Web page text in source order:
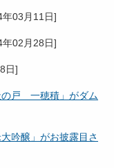
年03月11日]
年02月28日]
日]
の戸 一穂積」がダム
吟醸」がお披露目さ